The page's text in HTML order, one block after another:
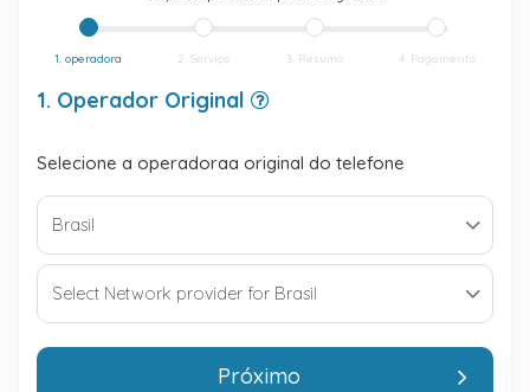
1. operadora 2. Serviço 3. Resumo 4. Pagamento
1. Operador Original
Selecione a operadoraa original do telefone
Próximo